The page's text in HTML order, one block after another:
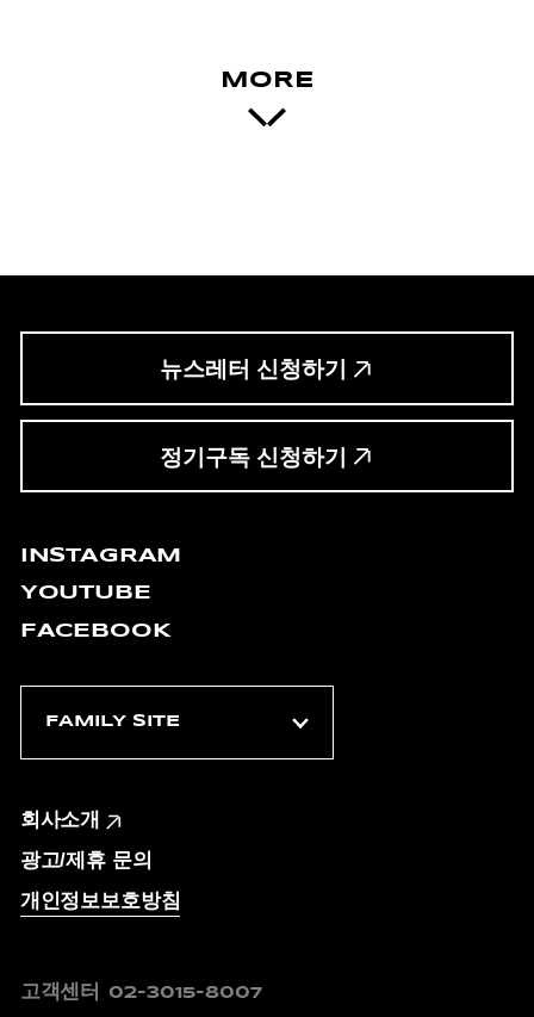
MORE
뉴스레터 신청하기
정기구독 신청하기
INSTAGRAM
YOUTUBE
FACEBOOK
회사소개
광고/제휴 문의
개인정보보호방침
고객센터 02-3015-8007